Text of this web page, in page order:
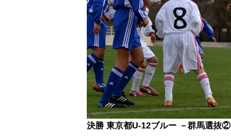
決勝 東京都U-12ブルー －群馬選抜②